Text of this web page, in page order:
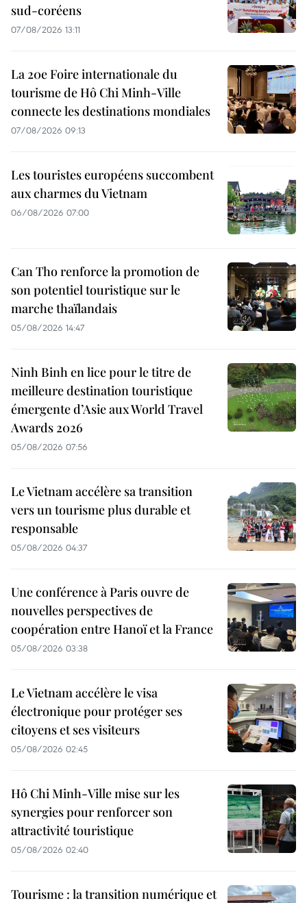
sud-coréens
07/08/2026 13:11
La 20e Foire internationale du
tourisme de Hô Chi Minh-Ville
connecte les destinations mondiales
07/08/2026 09:13
Les touristes européens succombent
aux charmes du Vietnam
06/08/2026 07:00
Can Tho renforce la promotion de
son potentiel touristique sur le
marche thaïlandais
05/08/2026 14:47
Ninh Binh en lice pour le titre de
meilleure destination touristique
émergente d’Asie aux World Travel
Awards 2026
05/08/2026 07:56
Le Vietnam accélère sa transition
vers un tourisme plus durable et
responsable
05/08/2026 04:37
Une conférence à Paris ouvre de
nouvelles perspectives de
coopération entre Hanoï et la France
05/08/2026 03:38
Le Vietnam accélère le visa
électronique pour protéger ses
citoyens et ses visiteurs
05/08/2026 02:45
Hô Chi Minh-Ville mise sur les
synergies pour renforcer son
attractivité touristique
05/08/2026 02:40
Tourisme : la transition numérique et